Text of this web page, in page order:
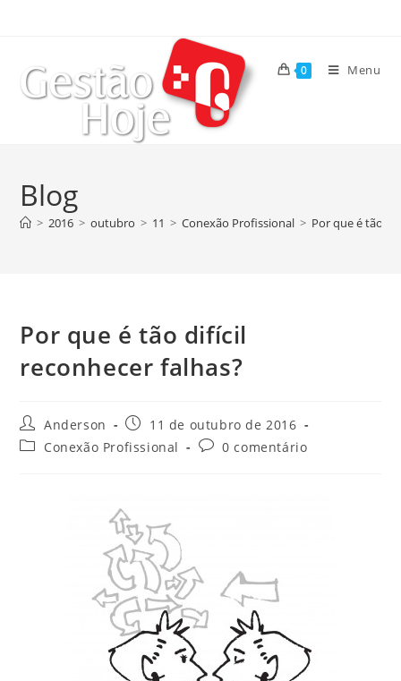
0 Menu
Blog
> 2016 > outubro > 11 > Conexão Profissional > Por que é tão
Por que é tão difícil
reconhecer falhas?
Anderson
11 de outubro de 2016
Conexão Profissional
0 comentário